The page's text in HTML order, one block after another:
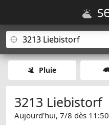
Pluie
3213 Liebistorf
Aujourd'hui, 7/8 dès 11:50